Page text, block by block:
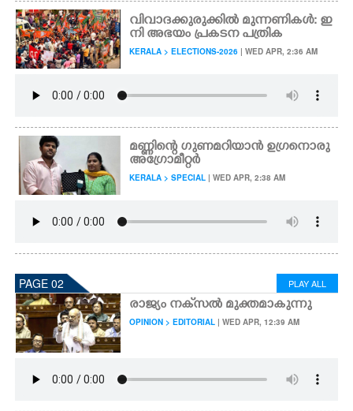
വിവാദക്കുരുക്കിൽ മുന്നണികൾ: ഇ
നി അഭയം പ്രകടന പത്രിക
KERALA > ELECTIONS-2026 | WED APR, 2:36 AM
മണ്ണിന്റെ ഗുണമറിയാൻ ഉഗ്രനൊരു
അഗ്രോമീറ്റർ
KERALA > SPECIAL | WED APR, 2:38 AM
PAGE 02 PLAY ALL
രാജ്യം നക്‌സൽ മുക്തമാകുന്നു
OPINION > EDITORIAL | WED APR, 12:39 AM